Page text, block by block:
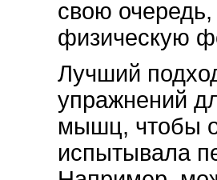
свою
физическую
Лучший
упражнений
мышц, чтобы
испытывала